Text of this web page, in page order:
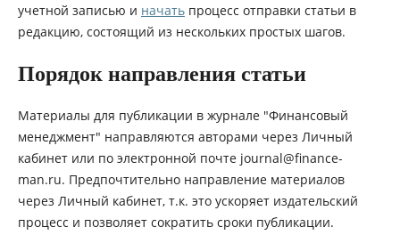
учетной записью и начатьпроцесс отправки статьи в
редакцию, состоящий из нескольких простых шагов.
Порядок направления статьи
Материалы для публикации в журнале "Финансовый
менеджмент" направляются авторами через Личный
кабинет или по электронной почте journal@finance-
man.ru. Предпочтительно направление материалов
через Личный кабинет, т.к. это ускоряет издательский
процесс и позволяет сократить сроки публикации.